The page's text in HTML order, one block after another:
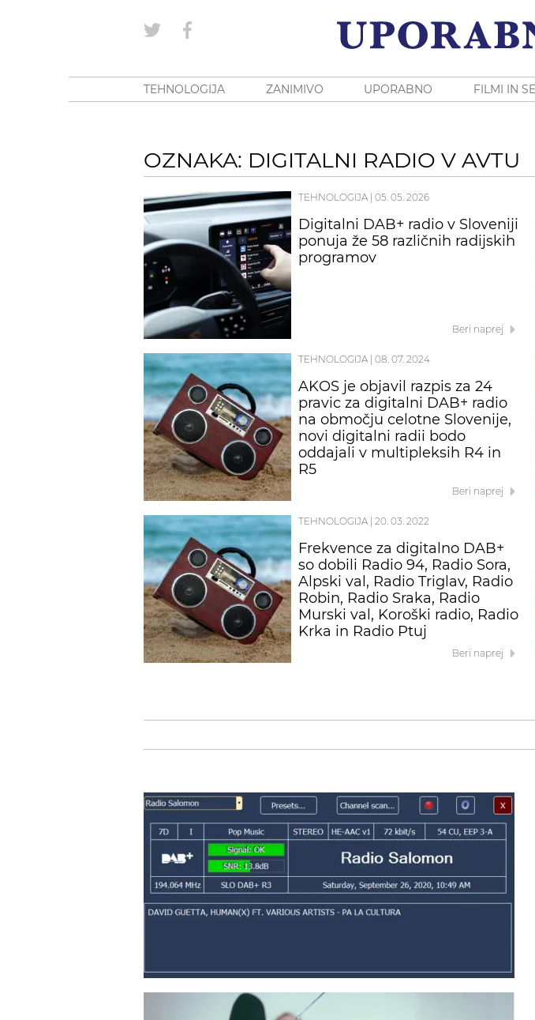
TEHNOLOGIJA ZANIMIVO UPORABNO FILMI IN
OZNAKA: DIGITALNI RADIO V AVTU
TEHNOLOGIJA 05. 05. 2026
Digitalni DAB+ radio v Sloveniji
ponuja že 58 različnih radijskih
programov
Beri naprej
TEHNOLOGIJA 08. 07. 2024
AKOS je objavil razpis za 24
pravic za digitalni DAB+ radio
na območju celotne Slovenije,
novi digitalni radii bodo
oddajali v multipleksih R4 in
R5
Beri naprej
TEHNOLOGIJA 20. 03. 2022
Frekvence za digitalno DAB+
so dobili Radio 94, Radio Sora,
Alpski val, Radio Triglav, Radio
Robin, Radio Sraka, Radio
Murski val, Koroški radio, Radio
Krka in Radio Ptuj
Beri naprej